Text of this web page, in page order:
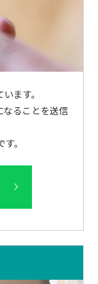
ます。
なることを送信
。